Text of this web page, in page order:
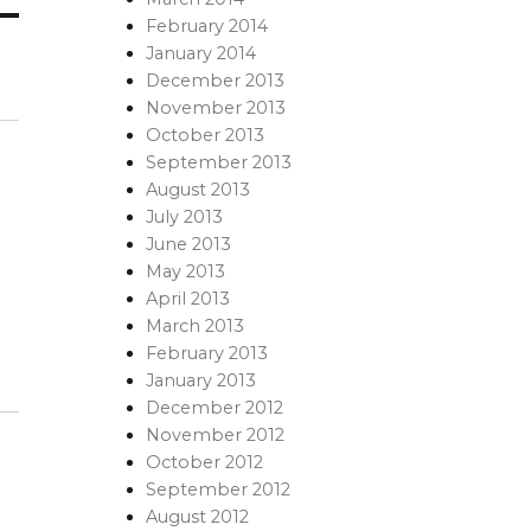
February 2014
January 2014
December 2013
November 2013
October 2013
September 2013
August 2013
July 2013
June 2013
May 2013
April 2013
March 2013
February 2013
January 2013
December 2012
November 2012
October 2012
September 2012
August 2012